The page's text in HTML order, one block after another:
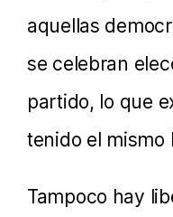
aquellas
se celebran
partido, lo que
tenido el mismo
Tampoco hay